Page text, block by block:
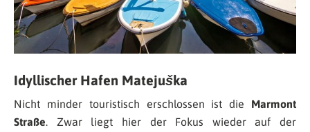
Idyllischer Hafen Matejuška
Nicht minder touristisch erschlossen ist die Marmont
Straße . Zwar liegt hier der Fokus wieder auf der